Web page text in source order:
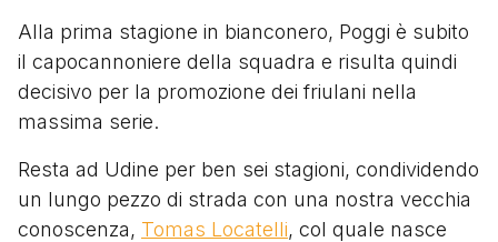
Alla prima stagione in bianconero, Poggi è subito
il capocannoniere della squadra e risulta quindi
decisivo per la promozione dei friulani nella
massima serie.
Resta ad Udine per ben sei stagioni, condividendo
un lungo pezzo di strada con una nostra vecchia
conoscenza, Tomas Locatelli, col quale nasce